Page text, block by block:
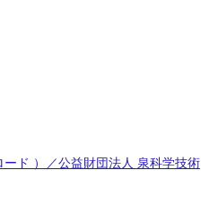
ド ）／公益財団法人 泉科学技術